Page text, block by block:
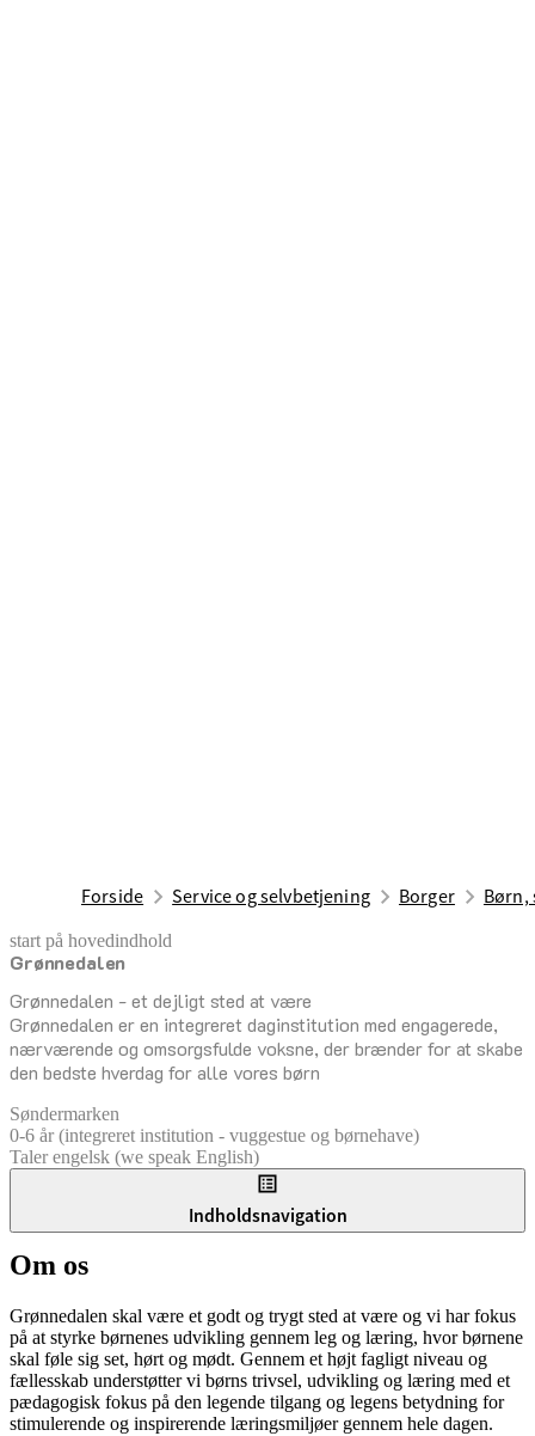
Forside Service og selvbetjening Borger Børn,
start på hovedindhold
Grønnedalen
Grønnedalen - et dejligt sted at være
Grønnedalen er en integreret daginstitution med engagerede,
nærværende og omsorgsfulde voksne, der brænder for at skabe
den bedste hverdag for alle vores børn
senest opdateret 17. februar 2026
Søndermarken
0-6 år (integreret institution - vuggestue og børnehave)
Taler engelsk (we speak English)
Indholdsnavigation
Om os
Grønnedalen skal være et godt og trygt sted at være og vi har fokus
på at styrke børnenes udvikling gennem leg og læring, hvor børnene
skal føle sig set, hørt og mødt. Gennem et højt fagligt niveau og
fællesskab understøtter vi børns trivsel, udvikling og læring med et
pædagogisk fokus på den legende tilgang og legens betydning for
stimulerende og inspirerende læringsmiljøer gennem hele dagen.